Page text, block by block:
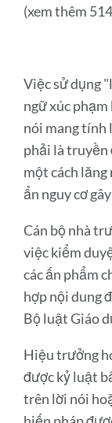
(xem thêm
Việc sử dụng
ngữ xúc
nói mang tính
phải là truyền
một cách
ẩn nguy cơ
Cán bộ nhà
việc kiểm
các ấn phẩm
hợp nội dung
Bộ luật Giáo
Hiệu trưởng
được kỷ luật
trên lời nói